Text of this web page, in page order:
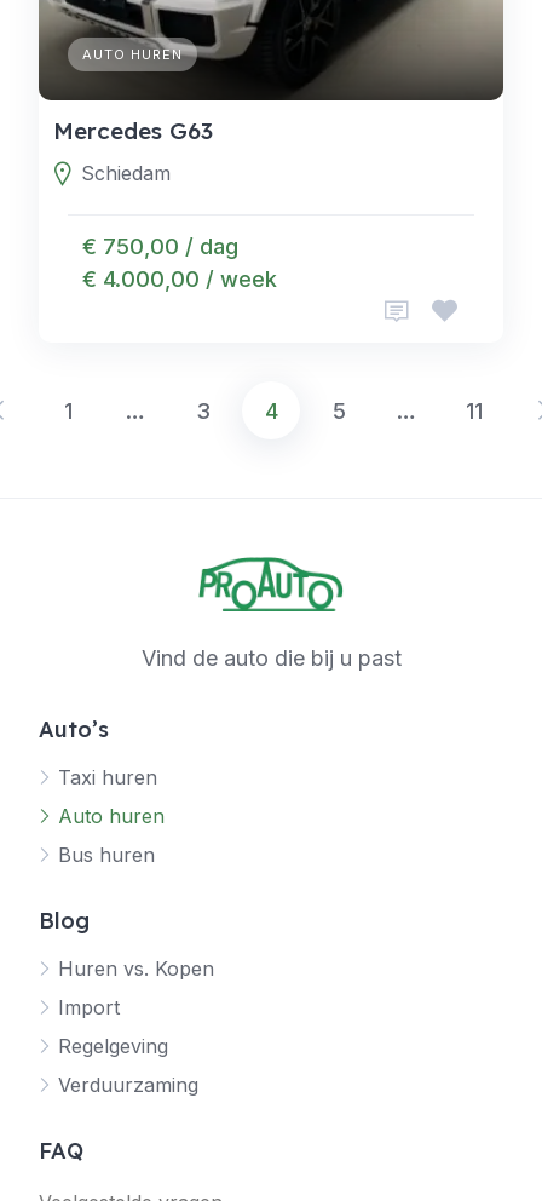
AUTO HUREN
Mercedes G63
Schiedam
€ 750,00 / dag
€ 4.000,00 / week
Berichten
1 … 3 4 5 … 11
Vind de auto die bij u past
Auto’s
Taxi huren
Auto huren
Bus huren
Blog
Huren vs. Kopen
Import
Regelgeving
Verduurzaming
FAQ